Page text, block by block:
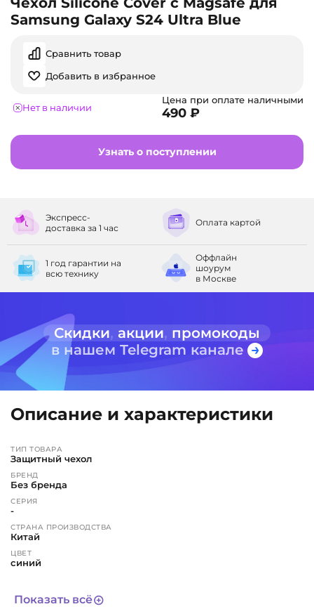
Samsung Galaxy S24 Ultra Blue
Сравнить товар
Добавить в избранное
Нет в наличии
Цена при оплате наличными
490 ₽
Узнать о поступлении
Экспресс-
доставка за 1 час Оплата картой
1 год гарантии на
всю технику
Оффлайн
шоурум
в Москве
Скидки, акции, промокоды
в нашем Telegram канале
Описание и характеристики
ТИП ТОВАРА
Защитный чехол
БРЕНД
Без бренда
СЕРИЯ
-
СТРАНА ПРОИЗВОДСТВА
Китай
ЦВЕТ
синий
АРТИКУЛ
Показать всё